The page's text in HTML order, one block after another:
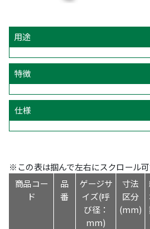
用途
特徴
仕様
※この表は掴んで左右にスクロール可
商品コー
ド
品
番
ゲージサ
イズ(呼
び径：
mm)
寸法
区分
(mm)